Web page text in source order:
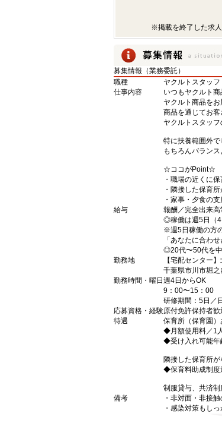
※掲載を終了した求人
募集情報（業務委託）
職種
ヤクルトスタッフ
仕事内容
いつもヤクルト
ヤクルト商品をお
商品を通じてお客
ヤクルトスタッ
特に扶養範囲外で
もちろんバラン
☆ココがPoint☆
・職場の近くに
・隣接した保育
・家事・夕食の
給与
報酬／完全出来
◎稼働は週5日（
※週5日稼働の方
「あなたに合わ
◎20代〜50代を中
勤務地
【宅配センター
千葉県市川市堀之
勤務時間・曜日 週4日からOK
9：00〜15：00
研修期間：5日／
応募資格・経験原付免許保持者
待遇
保育所（保育園
◆月額使用料／1
◆受け入れ可能年
隣接した保育所
◆保育料助成制度
制服貸与、共済制
備考
・非対面・非接
・感染対策もし